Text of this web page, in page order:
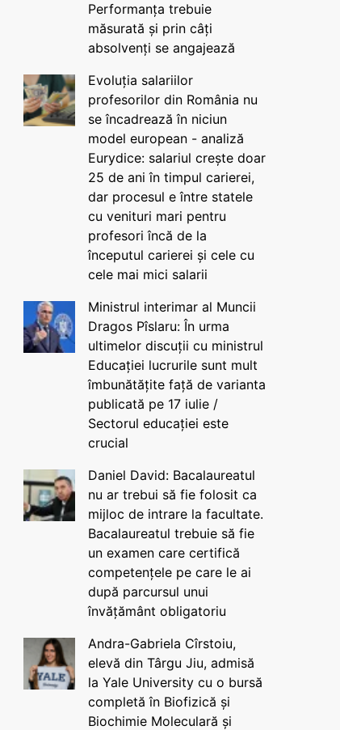
Performanța trebuie
măsurată și prin câți
absolvenți se angajează
Evoluția salariilor
profesorilor din România nu
se încadrează în niciun
model european - analiză
Eurydice: salariul crește doar
25 de ani în timpul carierei,
dar procesul e între statele
cu venituri mari pentru
profesori încă de la
începutul carierei și cele cu
cele mai mici salarii
Ministrul interimar al Muncii
Dragos Pîslaru: În urma
ultimelor discuții cu ministrul
Educației lucrurile sunt mult
îmbunătățite față de varianta
publicată pe 17 iulie /
Sectorul educației este
crucial
Daniel David: Bacalaureatul
nu ar trebui să fie folosit ca
mijloc de intrare la facultate.
Bacalaureatul trebuie să fie
un examen care certifică
competențele pe care le ai
după parcursul unui
învățământ obligatoriu
Andra-Gabriela Cîrstoiu,
elevă din Târgu Jiu, admisă
la Yale University cu o bursă
completă în Biofizică și
Biochimie Moleculară și